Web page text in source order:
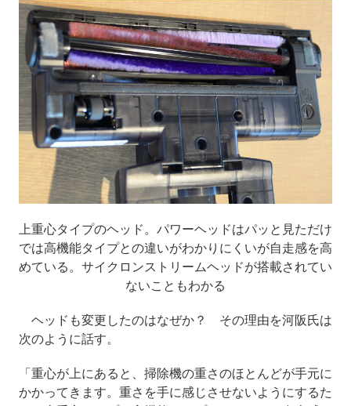
上重心タイプのヘッド。パワーヘッドはパッと見ただけ
では高機能タイプとの違いがわかりにくいが自走感を高
めている。サイクロンストリームヘッドが搭載されてい
ないこともわかる
ヘッドも変更したのはなぜか？ その理由を河阪氏は
次のように話す。
「重心が上にあると、掃除機の重さのほとんどが手元に
かかってきます。重さを手に感じさせないようにするた